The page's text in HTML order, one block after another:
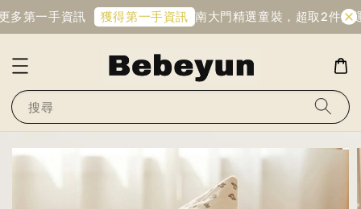
第一手資訊 獲得第一手資訊 南大門精選童裝，超取2件免運
搜尋